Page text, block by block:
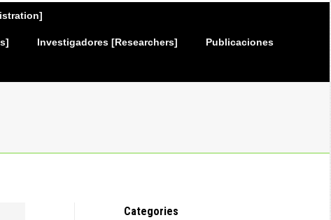
Investigadores [Researchers] Publicaciones
Categories